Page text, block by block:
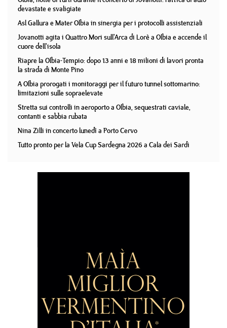
devastate e svaligiate
Asl Gallura e Mater Olbia in sinergia per i protocolli assistenziali
Jovanotti agita i Quattro Mori sull'Arca di Lorè a Olbia e accende il
cuore dell'isola
Riapre la Olbia-Tempio: dopo 13 anni e 18 milioni di lavori pronta
la strada di Monte Pino
A Olbia prorogati i monitoraggi per il futuro tunnel sottomarino:
limitazioni sulle sopraelevate
Stretta sui controlli in aeroporto a Olbia, sequestrati caviale,
contanti e sabbia rubata
Nina Zilli in concerto lunedì a Porto Cervo
Tutto pronto per la Vela Cup Sardegna 2026 a Cala dei Sardi